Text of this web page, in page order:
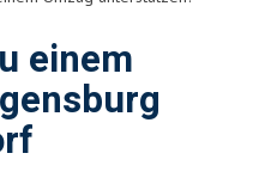
einem